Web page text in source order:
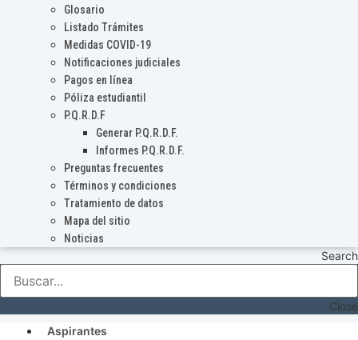
Glosario
Listado Trámites
Medidas COVID-19
Notificaciones judiciales
Pagos en línea
Póliza estudiantil
P.Q.R.D.F
Generar P.Q.R.D.F.
Informes P.Q.R.D.F.
Preguntas frecuentes
Términos y condiciones
Tratamiento de datos
Mapa del sitio
Noticias
Search
Close
Aspirantes